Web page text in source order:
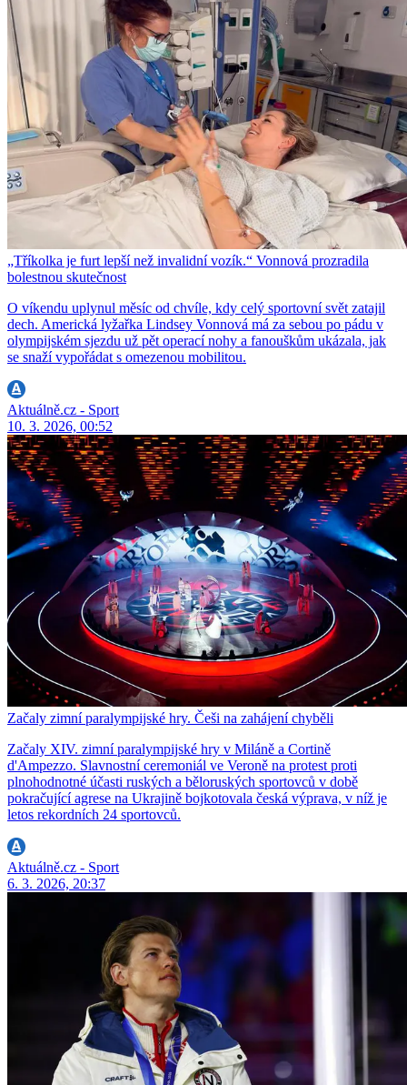
„Tříkolka je furt lepší než invalidní vozík.“ Vonnová prozradila
bolestnou skutečnost
O víkendu uplynul měsíc od chvíle, kdy celý sportovní svět zatajil
dech. Americká lyžařka Lindsey Vonnová má za sebou po pádu v
olympijském sjezdu už pět operací nohy a fanouškům ukázala, jak
se snaží vypořádat s omezenou mobilitou.
Aktuálně.cz - Sport
10. 3. 2026, 00:52
Začaly zimní paralympijské hry. Češi na zahájení chyběli
Začaly XIV. zimní paralympijské hry v Miláně a Cortině
d'Ampezzo. Slavnostní ceremoniál ve Veroně na protest proti
plnohodnotné účasti ruských a běloruských sportovců v době
pokračující agrese na Ukrajině bojkotovala česká výprava, v níž je
letos rekordních 24 sportovců.
Aktuálně.cz - Sport
6. 3. 2026, 20:37